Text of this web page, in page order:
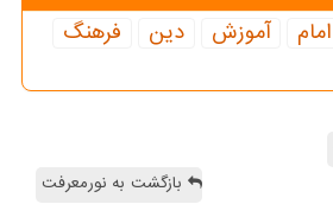
امام آموزش دین
فرهنگ
بازگشت به نورمعرفت